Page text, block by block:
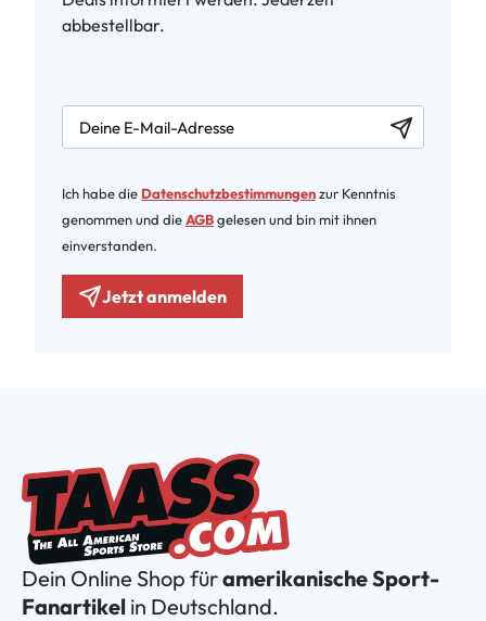
abbestellbar.
newsletter.labelEmail
Ich habe die Datenschutzbestimmungenzur Kenntnis
genommen und dieAGBgelesen und bin mit ihnen
einverstanden.
Jetzt anmelden
Dein Online Shop füramerikanische Sport-
Fanartikel in Deutschland.